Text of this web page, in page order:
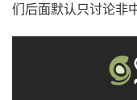
们后面默认只讨论非